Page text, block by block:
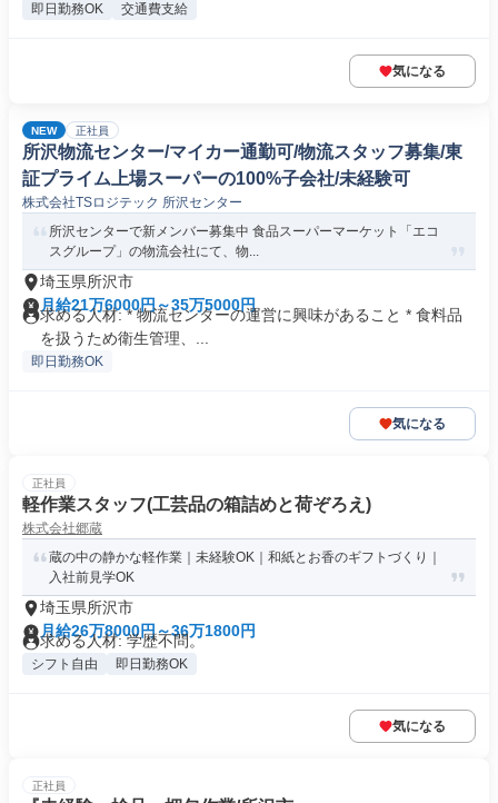
即日勤務OK 交通費支給
気になる
NEW 正社員
所沢物流センター/マイカー通勤可/物流スタッフ募集/東
証プライム上場スーパーの100%子会社/未経験可
株式会社TSロジテック 所沢センター
所沢センターで新メンバー募集中 食品スーパーマーケット「エコ
スグループ」の物流会社にて、物...
埼玉県所沢市
月給21万6000円～35万5000円
求める人材: * 物流センターの運営に興味があること * 食料品
を扱うため衛生管理、...
即日勤務OK
気になる
正社員
軽作業スタッフ(工芸品の箱詰めと荷ぞろえ)
株式会社郷蔵
蔵の中の静かな軽作業｜未経験OK｜和紙とお香のギフトづくり｜
入社前見学OK
埼玉県所沢市
月給26万8000円～36万1800円
求める人材: 学歴不問。
シフト自由 即日勤務OK
気になる
正社員